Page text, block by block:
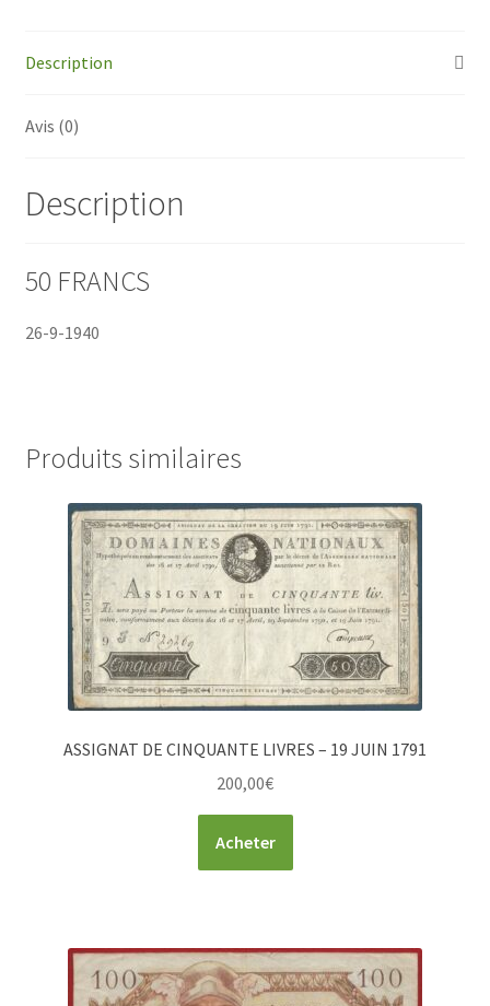
1941
26-
Description
Avis (0)
Description
50 FRANCS
26-9-1940
Produits similaires
ASSIGNAT DE CINQUANTE LIVRES – 19 JUIN 1791
200,00€
Acheter